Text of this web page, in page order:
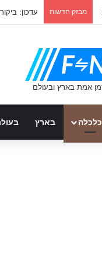
מבזק חדשות עדכון:
כלכלה בארץ